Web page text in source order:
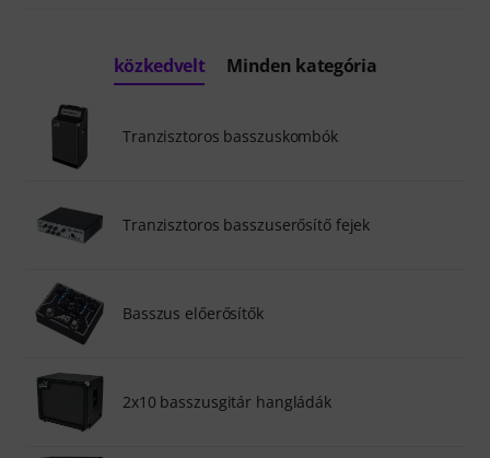
közkedvelt Minden kategória
Tranzisztoros basszuskombók
Tranzisztoros basszuserősítő fejek
Basszus előerősítők
2x10 basszusgitár hangládák